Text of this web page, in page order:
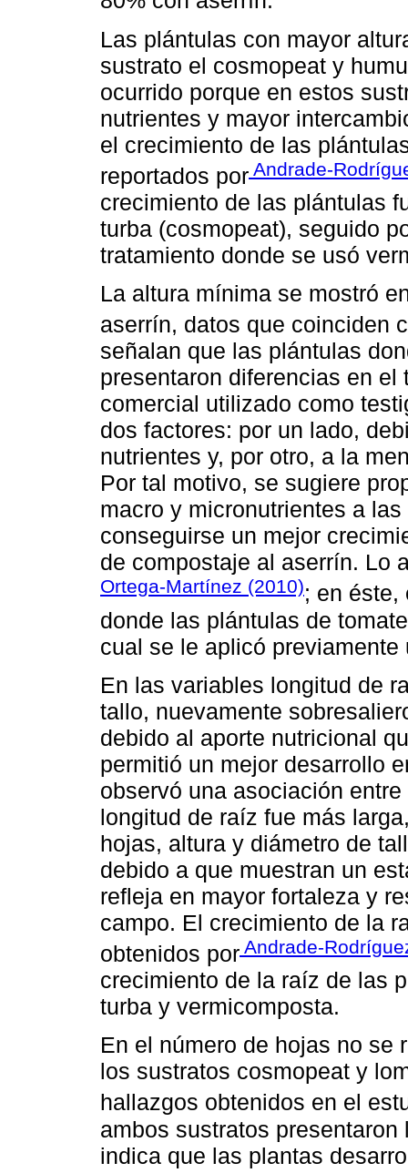
Las plántulas con mayor
sustrato el cosmopeat y
ocurrido porque en estos
nutrientes y mayor
el crecimiento de las
reportados por Andrade-
crecimiento de las plántulas
turba (cosmopeat), seguido
tratamiento donde se usó
La altura mínima se mostró
aserrín, datos que coinciden
señalan que las plántulas
presentaron diferencias en
comercial utilizado como
dos factores: por un lado,
nutrientes y, por otro, a la
Por tal motivo, se sugiere
macro y micronutrientes a
conseguirse un mejor
de compostaje al aserrín. Lo
Ortega-Martínez (2010); en éste,
donde las plántulas de
cual se le aplicó
En las variables longitud de
tallo, nuevamente
debido al aporte nutricional
permitió un mejor desarrollo
observó una asociación
longitud de raíz fue más
hojas, altura y diámetro de
debido a que muestran un
refleja en mayor fortaleza y
campo. El crecimiento de la
obtenidos por Andrade-
crecimiento de la raíz de las
turba y vermicomposta.
En el número de hojas no se
los sustratos cosmopeat y
hallazgos obtenidos en el
ambos sustratos
indica que las plantas